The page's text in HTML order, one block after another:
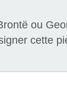
ou
cette